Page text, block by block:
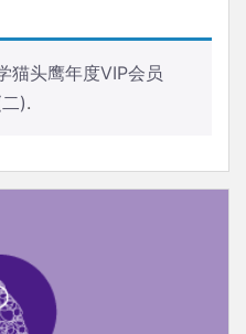
猫头鹰年度VIP会员
).